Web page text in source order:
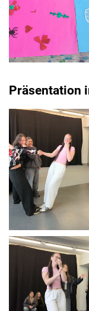
Präsentation